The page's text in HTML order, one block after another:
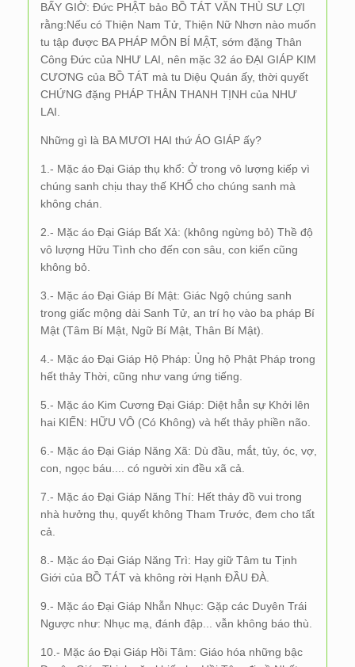
BẤY GIỜ: Đức PHẬT bảo BỒ TÁT VĂN THÙ SƯ LỢI
rằng:Nếu có Thiện Nam Tử, Thiện Nữ Nhơn nào muốn
tu tập được BA PHÁP MÔN BÍ MẬT, sớm đặng Thân
Công Đức của NHƯ LAI, nên mặc 32 áo ĐẠI GIÁP KIM
CƯƠNG của BỒ TÁT mà tu Diệu Quán ấy, thời quyết
CHỨNG đặng PHÁP THÂN THANH TỊNH của NHƯ
LAI.
Những gì là BA MƯƠI HAI thứ ÁO GIÁP ấy?
1.- Mặc áo Đại Giáp thụ khổ: Ở trong vô lượng kiếp vì
chúng sanh chịu thay thế KHỔ cho chúng sanh mà
không chán.
2.- Mặc áo Đại Giáp Bất Xả: (không ngừng bỏ) Thề độ
vô lượng Hữu Tình cho đến con sâu, con kiến cũng
không bỏ.
3.- Mặc áo Đại Giáp Bí Mật: Giác Ngộ chúng sanh
trong giấc mộng dài Sanh Tử, an trí họ vào ba pháp Bí
Mật (Tâm Bí Mật, Ngữ Bí Mật, Thân Bí Mật).
4.- Mặc áo Đại Giáp Hộ Pháp: Ủng hộ Phật Pháp trong
hết thảy Thời, cũng như vang ứng tiếng.
5.- Mặc áo Kim Cương Đại Giáp: Diệt hẳn sự Khởi lên
hai KIẾN: HỮU VÔ (Có Không) và hết thảy phiền não.
6.- Mặc áo Đại Giáp Năng Xã: Dù đầu, mắt, tủy, óc, vợ,
con, ngọc báu.... có người xin đều xã cả.
7.- Mặc áo Đại Giáp Năng Thí: Hết thảy đồ vui trong
nhà hưởng thụ, quyết không Tham Trước, đem cho tất
cả.
8.- Mặc áo Đại Giáp Năng Trì: Hay giữ Tâm tu Tịnh
Giới của BỒ TÁT và không rời Hạnh ĐẦU ĐÀ.
9.- Mặc áo Đại Giáp Nhẫn Nhục: Gặp các Duyên Trái
Ngược như: Nhục mạ, đánh đập... vẫn không báo thù.
10.- Mặc áo Đại Giáp Hồi Tâm: Giáo hóa những bậc